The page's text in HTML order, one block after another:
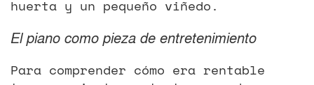
huerta y un pequeño viñedo.
El piano como pieza de entretenimiento
Para comprender cómo era rentable